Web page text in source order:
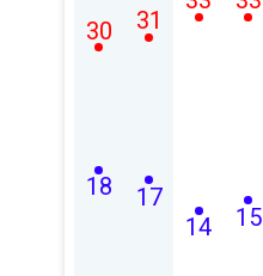
18
30
17
31
14 15